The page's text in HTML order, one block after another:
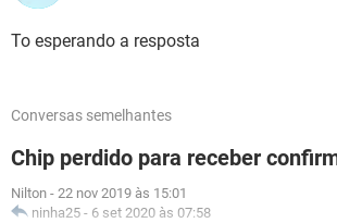
To esperando a resposta
Conversas semelhantes
Chip perdido para receber
Nilton - 22 nov 2019 às 15:01
ninha25 - 6 set 2020 às 07:58